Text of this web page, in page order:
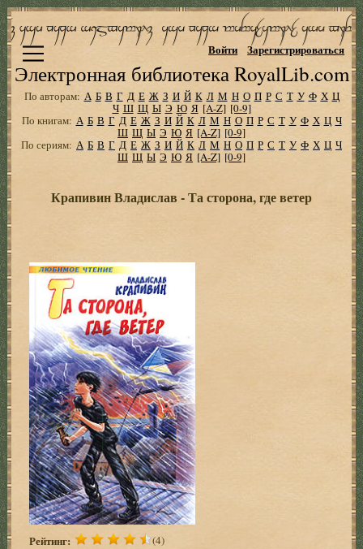
Электронная библиотека RoyalLib.com
Войти Зарегистрироваться
По авторам: А Б В Г Д Е Ж З И Й К Л М Н О П Р С Т У Ф Х Ц
Ч Ш Щ Ы Э Ю Я [A-Z] [0-9]
По книгам: А Б В Г Д Е Ж З И Й К Л М Н О П Р С Т У Ф Х Ц Ч
Ш Щ Ы Э Ю Я [A-Z] [0-9]
По сериям: А Б В Г Д Е Ж З И Й К Л М Н О П Р С Т У Ф Х Ц Ч
Ш Щ Ы Э Ю Я [A-Z] [0-9]
Крапивин Владислав - Та сторона, где ветер
Рейтинг: (4)